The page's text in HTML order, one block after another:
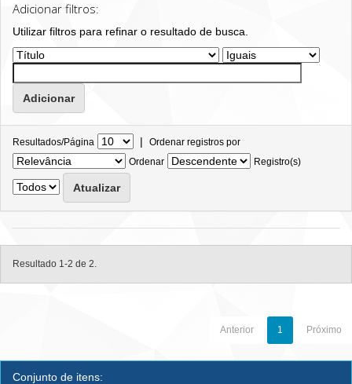
Adicionar filtros:
Utilizar filtros para refinar o resultado de busca.
Resultados/Página | Ordenar registros por
Ordenar
Registro(s)
Resultado 1-2 de 2.
Anterior 1 Próximo
Conjunto de itens: